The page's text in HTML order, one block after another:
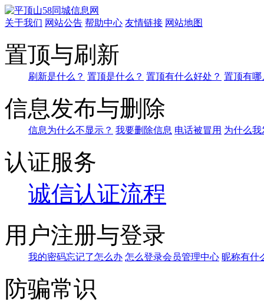
关于我们 网站公告 帮助中心 友情链接 网站地图
置顶与刷新
刷新是什么？ 置顶是什么？ 置顶有什么好处？ 置顶有哪
信息发布与删除
信息为什么不显示？ 我要删除信息 电话被冒用 为什么
认证服务
诚信认证流程
用户注册与登录
我的密码忘记了怎么办 怎么登录会员管理中心 昵称有什
防骗常识